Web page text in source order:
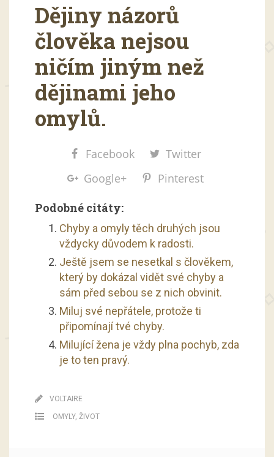
Dějiny názorů
člověka nejsou
ničím jiným než
dějinami jeho
omylů.
Facebook
Twitter
Google+
Pinterest
Podobné citáty:
Chyby a omyly těch druhých jsou
vždycky důvodem k radosti.
Ještě jsem se nesetkal s člověkem,
který by dokázal vidět své chyby a
sám před sebou se z nich obvinit.
Miluj své nepřátele, protože ti
připomínají tvé chyby.
Milující žena je vždy plna pochyb, zda
je to ten pravý.
VOLTAIRE
OMYLY, ŽIVOT